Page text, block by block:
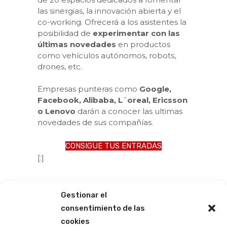
Gestionar el
consentimiento de las
cookies
las sinergias, la innovación abierta y el
co-working. Ofrecerá a los asistentes la
posibilidad de experimentar con las
últimas novedades en productos
como vehículos autónomos, robots,
drones, etc.
Empresas punteras como Google,
Facebook, Alibaba, L´oreal, Ericsson
o Lenovo darán a conocer las ultimas
novedades de sus compañías.
CONSIGUE TUS ENTRADAS
[:]